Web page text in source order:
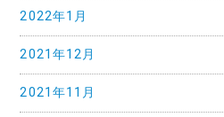
2022年1月
2021年12月
2021年11月